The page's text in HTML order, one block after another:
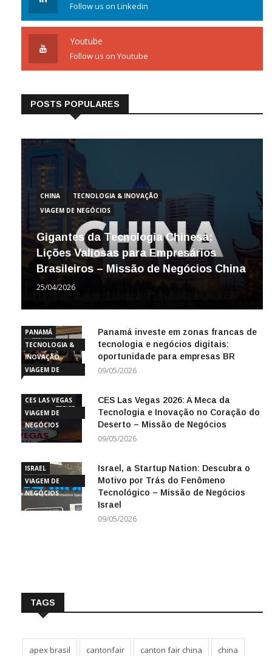
Follow us on Linkedin
Youtube
Follow us on Youtube
POSTS POPULARES
CHINA
TECNOLOGIA & INOVAÇÃO
VIAGEM DE NEGÓCIOS
Gigantes da Tecnologia Chinesa:
Lições Valiosas para Empresários
Brasileiros – Missão de Negócios China
25/04/2026
PANAMÁ
TECNOLOGIA &
INOVAÇÃO
VIAGEM DE
Panamá investe em zonas francas de
tecnologia e negócios digitais:
oportunidade para empresas BR
09/05/2026
CES LAS VEGAS
VIAGEM DE
NEGÓCIOS
CES Las Vegas 2026: A Meca da
Tecnologia e Inovação no Coração do
Deserto – Missão de Negócios
09/05/2026
ISRAEL
VIAGEM DE
NEGÓCIOS
Israel, a Startup Nation: Descubra o
Motivo por Trás do Fenômeno
Tecnológico – Missão de Negócios
Israel
09/05/2026
TAGS
apex brasil cantonfair canton fair china china